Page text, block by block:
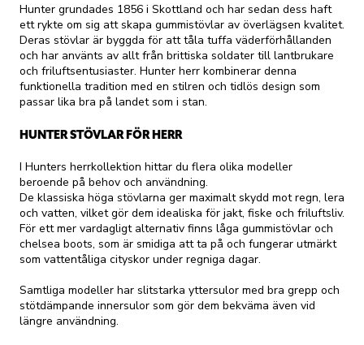
Hunter grundades 1856 i Skottland och har sedan dess haft
ett rykte om sig att skapa gummistövlar av överlägsen kvalitet.
Deras stövlar är byggda för att tåla tuffa väderförhållanden
och har använts av allt från brittiska soldater till lantbrukare
och friluftsentusiaster. Hunter herr kombinerar denna
funktionella tradition med en stilren och tidlös design som
passar lika bra på landet som i stan.
HUNTER STÖVLAR FÖR HERR
I Hunters herrkollektion hittar du flera olika modeller
beroende på behov och användning.
De klassiska höga stövlarna ger maximalt skydd mot regn, lera
och vatten, vilket gör dem idealiska för jakt, fiske och friluftsliv.
För ett mer vardagligt alternativ finns låga gummistövlar och
chelsea boots, som är smidiga att ta på och fungerar utmärkt
som vattentåliga cityskor under regniga dagar.
Samtliga modeller har slitstarka yttersulor med bra grepp och
stötdämpande innersulor som gör dem bekväma även vid
längre användning.